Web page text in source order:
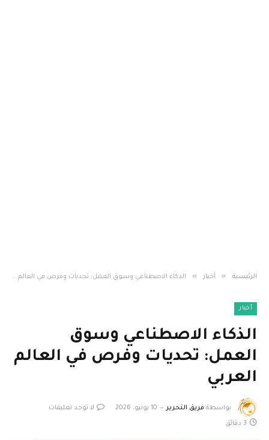
الرئيسية » أخبار » الذكاء الاصطناعي وسوق العمل: تحديات وفرص في العالم العربي
أخبار
الذكاء الاصطناعي وسوق
العمل: تحديات وفرص في العالم
العربي
بواسطة فريق التحرير 10 يونيو، 2026 لا توجد تعليقات
3 دقائق